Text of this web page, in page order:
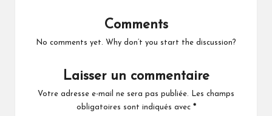
Comments
No comments yet. Why don’t you start the discussion?
Laisser un commentaire
Votre adresse e-mail ne sera pas publiée.
Les champs
obligatoires sont indiqués avec *